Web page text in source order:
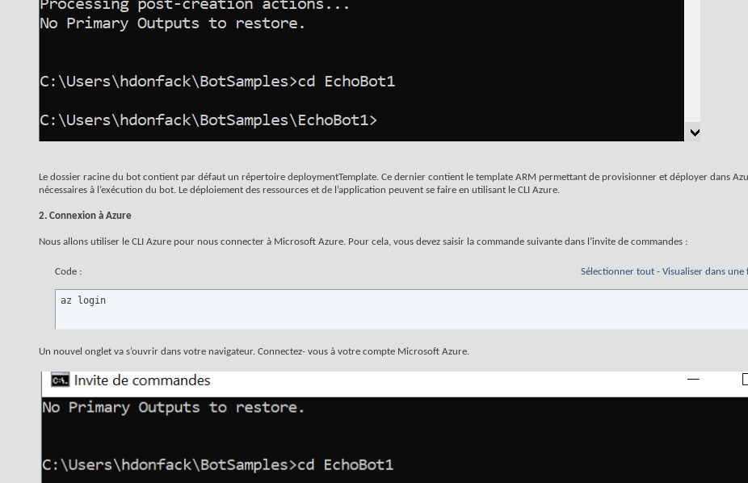
Le dossier racine du bot contient par défaut un répertoire deploymentTemplate. Ce dernier contient le template ARM permettant de provisionner et déployer dans
nécessaires à l’exécution du bot. Le déploiement des ressources et de l’application peuvent se faire en utilisant le CLI Azure.
2. Connexion à Azure
Nous allons utiliser le CLI Azure pour nous connecter à Microsoft Azure. Pour cela, vous devez saisir la commande suivante dans l’invite de commandes :
Code : Sélectionner tout - Visualiser dans
az login
Un nouvel onglet va s’ouvrir dans votre navigateur. Connectez- vous à votre compte Microsoft Azure.